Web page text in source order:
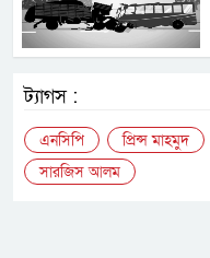
ট্যাগস :
এনসিপি প্রিন্স মাহমুদ
সারজিস আলম